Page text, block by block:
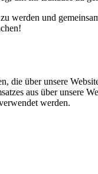
werden und
die über unsere
aus über unsere
werden.